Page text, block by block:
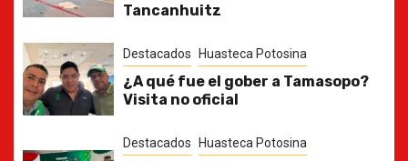
Tancanhuitz
Destacados Huasteca Potosina
¿A qué fue el gober a Tamasopo?
Visita no oficial
Destacados Huasteca Potosina